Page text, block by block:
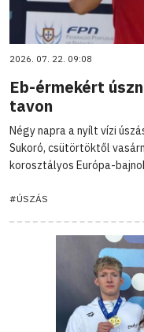
2026. 07. 22. 09:08
Eb-érmekért
tavon
Négy napra a nyílt vízi
Sukoró, csütörtöktől
korosztályos Európa-
#ÚSZÁS